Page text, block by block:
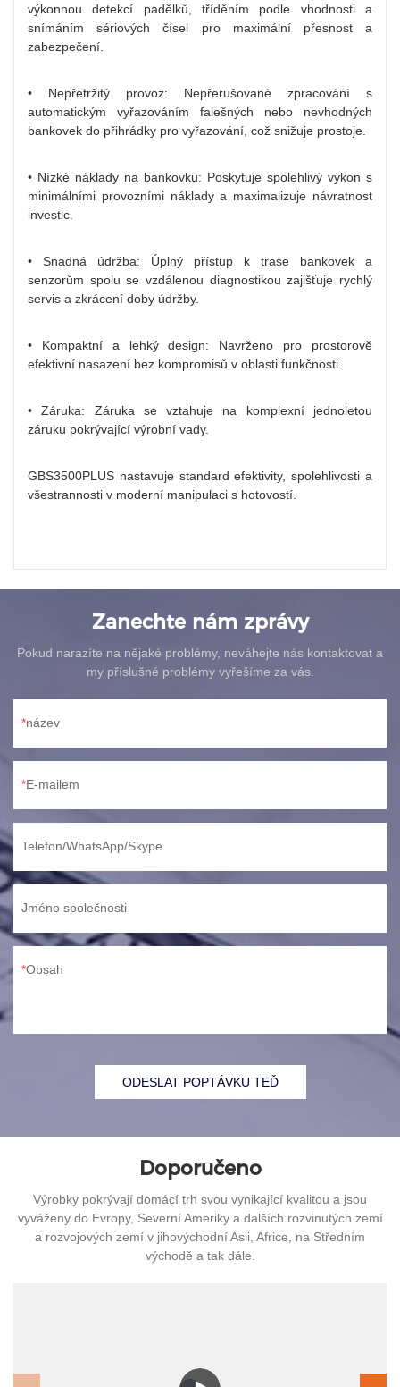
výkonnou detekcí padělků, tříděním podle vhodnosti a
snímáním sériových čísel pro maximální přesnost a
zabezpečení.
• Nepřetržitý provoz: Nepřerušované zpracování s
automatickým vyřazováním falešných nebo nevhodných
bankovek do přihrádky pro vyřazování, což snižuje prostoje.
• Nízké náklady na bankovku: Poskytuje spolehlivý výkon s
minimálními provozními náklady a maximalizuje návratnost
investic.
• Snadná údržba: Úplný přístup k trase bankovek a
senzorům spolu se vzdálenou diagnostikou zajišťuje rychlý
servis a zkrácení doby údržby.
• Kompaktní a lehký design: Navrženo pro prostorově
efektivní nasazení bez kompromisů v oblasti funkčnosti.
• Záruka: Záruka se vztahuje na komplexní jednoletou
záruku pokrývající výrobní vady.
GBS3500PLUS nastavuje standard efektivity, spolehlivosti a
všestrannosti v moderní manipulaci s hotovostí.
Zanechte nám zprávy
Pokud narazíte na nějaké problémy, neváhejte nás kontaktovat a
my příslušné problémy vyřešíme za vás.
název
E-mailem
Telefon/WhatsApp/Skype
Jméno společnosti
Obsah
ODESLAT POPTÁVKU TEĎ
Doporučeno
Výrobky pokrývají domácí trh svou vynikající kvalitou a jsou
vyváženy do Evropy, Severní Ameriky a dalších rozvinutých zemí
a rozvojových zemí v jihovýchodní Asii, Africe, na Středním
východě a tak dále.